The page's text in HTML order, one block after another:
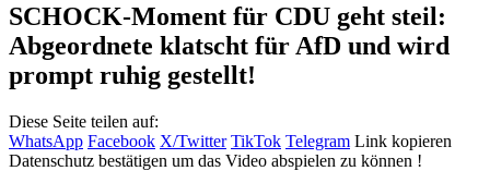
SCHOCK-Moment für CDU geht steil:
Abgeordnete klatscht für AfD und wird
prompt ruhig gestellt!
Diese Seite teilen auf:
WhatsApp Facebook X/Twitter TikTok Telegram Link kopieren
Datenschutz bestätigen um das Video abspielen zu können !